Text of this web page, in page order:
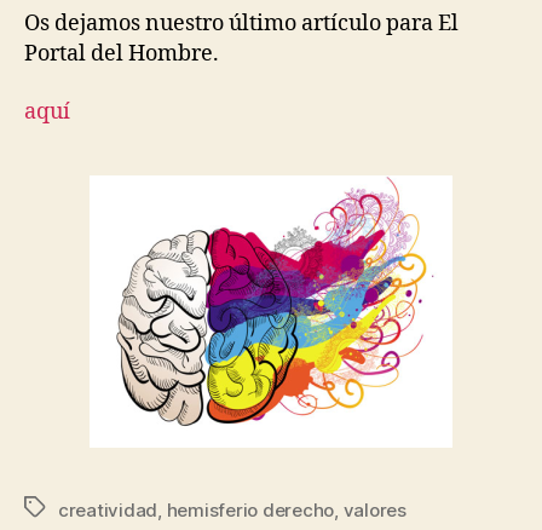
Os dejamos nuestro último artículo para El
Portal del Hombre.
aquí
creatividad, hemisferio derecho, valores